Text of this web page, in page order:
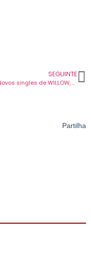
SEGUINTE
DROP: Novos singles de WILLOW, Martin Luke Brown, Man/Woman/Chainsaw e Lucia & The Best Boys.
Partilha